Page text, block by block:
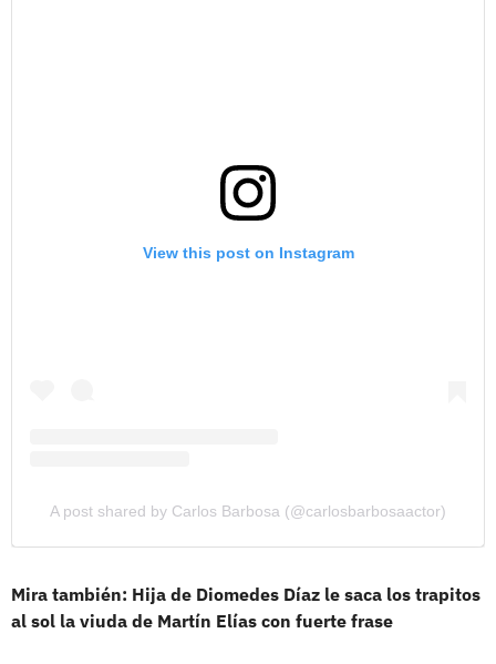
View this post on Instagram
A post shared by Carlos Barbosa (@carlosbarbosaactor)
Mira también: Hija de Diomedes Díaz le saca los trapitos
al sol la viuda de Martín Elías con fuerte frase